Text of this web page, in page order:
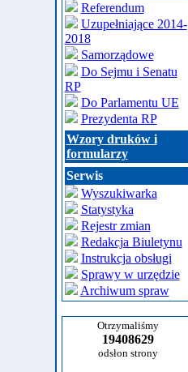
Referendum
Uzupełniające 2014-
2018
Samorządowe
Do Sejmu i Senatu
RP
Do Parlamentu UE
Prezydenta RP
Wzory druków i
formularzy
Serwis
Wyszukiwarka
Statystyka
Rejestr zmian
Redakcja Biuletynu
Instrukcja obsługi
Sprawy w urzędzie
Archiwum spraw
Otrzymaliśmy
19408629
odsłon strony